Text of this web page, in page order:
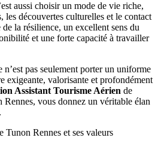
aussi choisir un mode de vie riche,
les découvertes culturelles et le contact
la résilience, un excellent sens du
et une forte capacité à travailler
n’est pas seulement porter un uniforme
exigeante, valorisante et profondément
Assistant Tourisme Aérien de
vous donnez un véritable élan
Rennes et ses valeurs